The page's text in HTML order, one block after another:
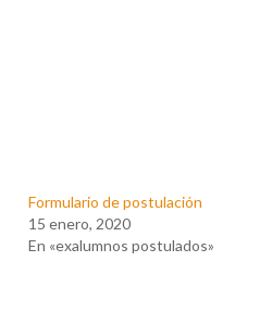
Formulario de postulación
15 enero, 2020
En «exalumnos postulados»